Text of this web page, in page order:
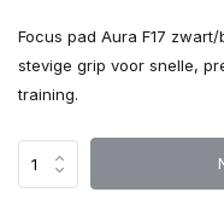
Focus pad Aura F17
stevige grip voor snelle,
training.